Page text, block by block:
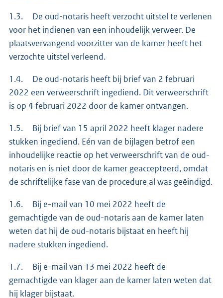
1.3. De oud-notaris heeft verzocht uitstel te verlenen
voor het indienen van een inhoudelijk verweer. De
plaatsvervangend voorzitter van de kamer heeft het
verzochte uitstel verleend.
1.4. De oud-notaris heeft bij brief van 2 februari
2022 een verweerschrift ingediend. Dit verweerschrift
is op 4 februari 2022 door de kamer ontvangen.
1.5. Bij brief van 15 april 2022 heeft klager nadere
stukken ingediend. Eén van de bijlagen betrof een
inhoudelijke reactie op het verweerschrift van de oud-
notaris en is niet door de kamer geaccepteerd, omdat
de schriftelijke fase van de procedure al was geëindigd.
1.6. Bij e-mail van 10 mei 2022 heeft de
gemachtigde van de oud-notaris aan de kamer laten
weten dat hij de oud-notaris bijstaat en heeft hij
nadere stukken ingediend.
1.7. Bij e-mail van 13 mei 2022 heeft de
gemachtigde van klager aan de kamer laten weten dat
hij klager bijstaat.